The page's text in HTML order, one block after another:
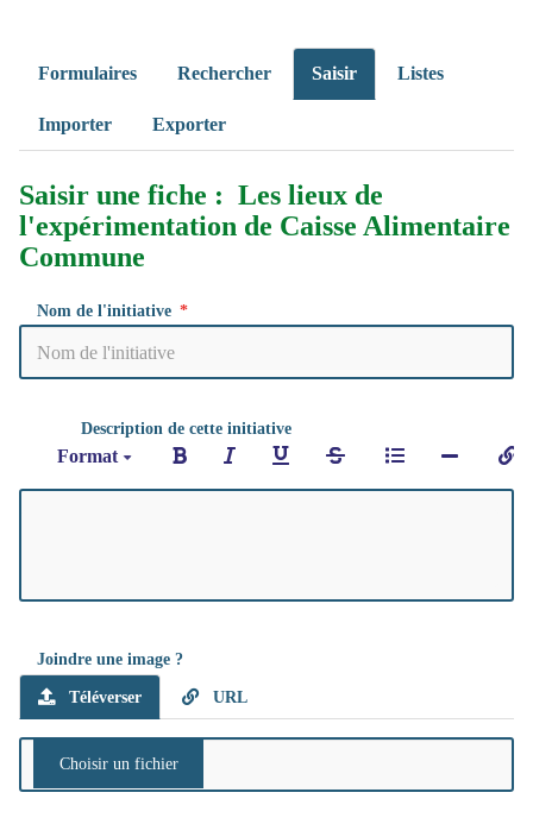
Formulaires Rechercher Saisir Listes
Importer Exporter
Saisir une fiche : Les lieux de
l'expérimentation de Caisse Alimentaire
Commune
Nom de l'initiative
Description de cette initiative
Format
Joindre une image ?
Téléverser URL